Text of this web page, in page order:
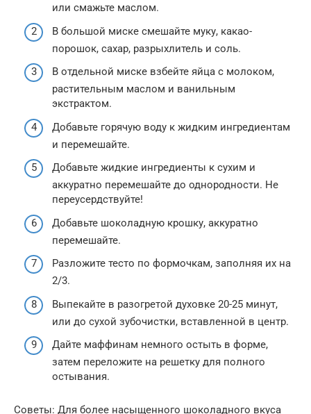
или смажьте маслом.
В большой миске смешайте муку, какао-
порошок, сахар, разрыхлитель и соль.
В отдельной миске взбейте яйца с молоком,
растительным маслом и ванильным
экстрактом.
Добавьте горячую воду к жидким ингредиентам
и перемешайте.
Добавьте жидкие ингредиенты к сухим и
аккуратно перемешайте до однородности. Не
переусердствуйте!
Добавьте шоколадную крошку, аккуратно
перемешайте.
Разложите тесто по формочкам, заполняя их на
2/3.
Выпекайте в разогретой духовке 20-25 минут,
или до сухой зубочистки, вставленной в центр.
Дайте маффинам немного остыть в форме,
затем переложите на решетку для полного
остывания.
Советы: Для более насыщенного шоколадного вкуса